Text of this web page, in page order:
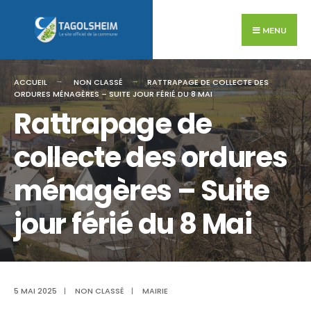
MENU
ACCUEIL NON CLASSÉ
RATTRAPAGE DE COLLECTE DES
ORDURES MÉNAGÈRES – SUITE JOUR FÉRIÉ DU 8 MAI
Rattrapage de
collecte des ordures
ménagères – Suite
jour férié du 8 Mai
5 MAI 2025 | NON CLASSÉ | MAIRIE
for: